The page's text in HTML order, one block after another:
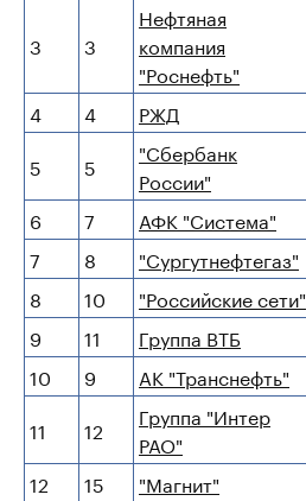
3 3
Нефтяная
компания
"Роснефть"
4
4 РЖД
5
5
"Сбербанк
России"
6
7 АФК "Система"
7
8 "Сургутнефтегаз"
8
10 "Российские сети"
9
11 Группа ВТБ
10
9 АК "Транснефть"
11
12
Группа "Интер
РАО"
12
15 "Магнит"